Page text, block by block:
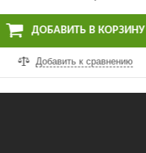
ДОБАВИТЬ В КОРЗИНУ
Добавить к сравнению